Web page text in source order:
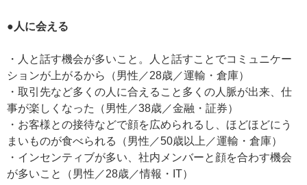
●人に会える
・人と話す機会が多いこと。人と話すことでコミュニケー
ションが上がるから（男性／28歳／運輸・倉庫）
・取引先など多くの人に合えること多くの人脈が出来、仕
事が楽しくなった（男性／38歳／金融・証券）
・お客様との接待などで顔を広められるし、ほどほどにう
まいものが食べられる（男性／50歳以上／運輸・倉庫）
・インセンティブが多い、社内メンバーと顔を合わす機会
が多いこと（男性／28歳／情報・IT）